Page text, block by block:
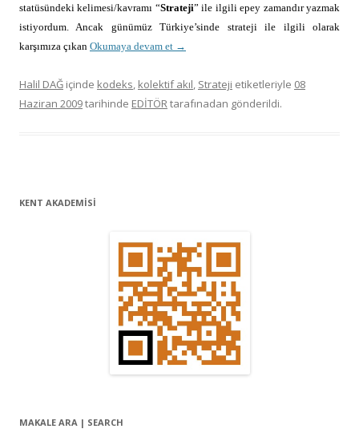
statüsündeki kelimesi/kavramı “Strateji” ile ilgili epey zamandır yazmak
istiyordum. Ancak günümüz Türkiye’sinde strateji ile ilgili olarak
karşımıza çıkan Okumaya devam et →
Halil DAĞ içinde kodeks, kolektif akıl, Strateji etiketleriyle 08
Haziran 2009tarihinde EDİTÖRtarafınadan gönderildi.
KENT AKADEMİSİ
MAKALE ARA | SEARCH